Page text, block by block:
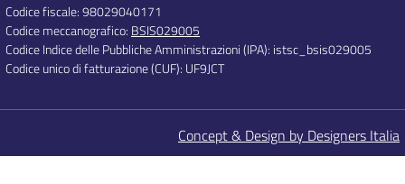
Codice fiscale: 98029040171
Codice meccanografico: BSIS029005
Codice Indice delle Pubbliche Amministrazioni (IPA): istsc_bsis029005
Codice unico di fatturazione (CUF): UF9JCT
Concept & Design by Designers Italia